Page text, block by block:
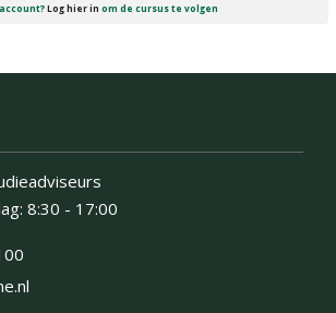
Log hier in om de cursus te volgen
8:30 - 17:00